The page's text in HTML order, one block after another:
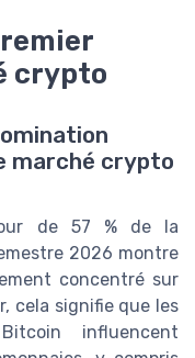
crypto
marché crypto
de 57 % de la
2026 montre
concentré sur
cela signifie que les
influencent